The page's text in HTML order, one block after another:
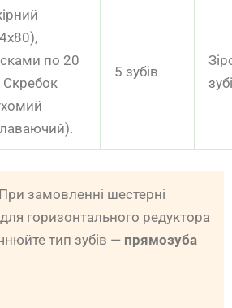
по 20
5 зубів
При замовленні шестерні
горизонтального редуктора
тип зубів — прямозуба